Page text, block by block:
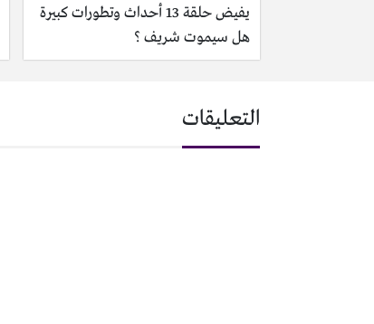
يفيض حلقة 13 أحداث وتطورات كبيرة
هل سيموت شريف ؟
التعليقات